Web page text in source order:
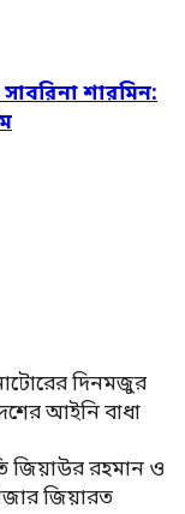
শারমিন:
দিনমজুর
আইনি বাধা
জিয়াউর রহমান ও
জিয়ারত